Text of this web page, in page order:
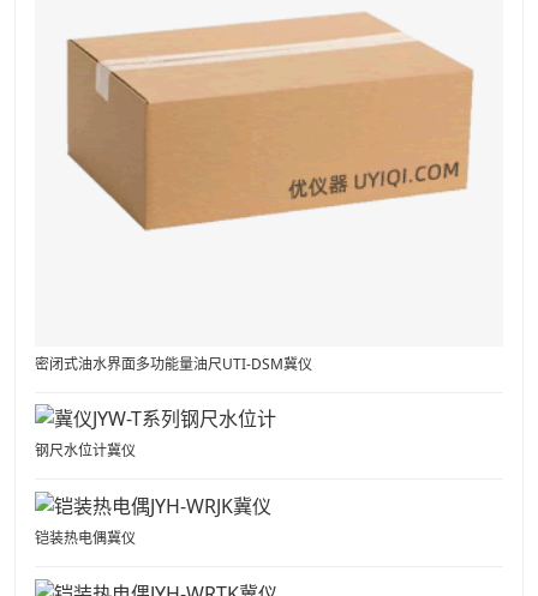
密闭式油水界面多功能量油尺UTI-DSM冀仪
钢尺水位计冀仪
铠装热电偶冀仪